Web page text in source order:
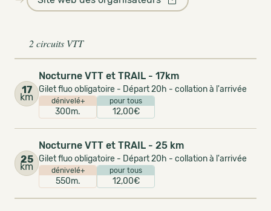
2 circuits VTT
17
km
Nocturne VTT et TRAIL - 17km
Gilet fluo obligatoire - Départ 20h - collation à l'arrivée
dénivelé+
300m.
pour tous
12,00€
25
km
Nocturne VTT et TRAIL - 25 km
Gilet fluo obligatoire - Départ 20h - collation à l'arrivée
dénivelé+
550m.
pour tous
12,00€